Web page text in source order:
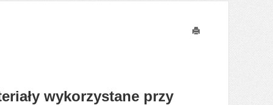
wykorzystane przy